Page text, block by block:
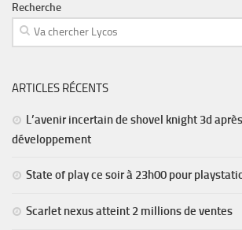
Recherche
ARTICLES RÉCENTS
L’avenir incertain de shovel knight 3d
développement
State of play ce soir à 23h00 pour
Scarlet nexus atteint 2 millions de ventes